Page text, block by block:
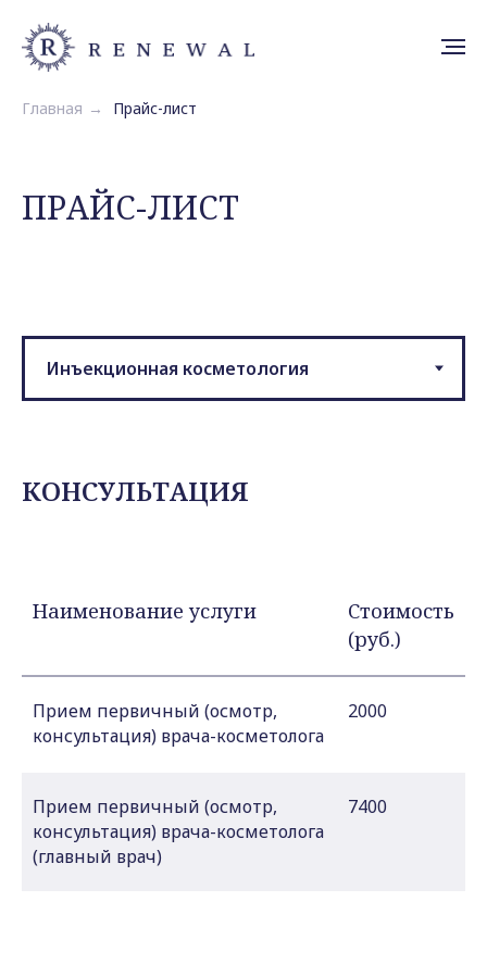
Главная → Прайс-лист
ПРАЙС-ЛИСТ
КОНСУЛЬТАЦИЯ
Наименование услуги
Стоимость
(руб.)
Прием первичный (осмотр,
консультация) врача-косметолога
2000
Прием первичный (осмотр,
консультация) врача-косметолога
(главный врач)
7400